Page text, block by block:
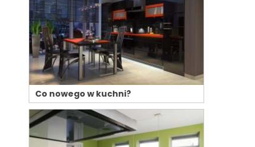
Co nowego w kuchni?